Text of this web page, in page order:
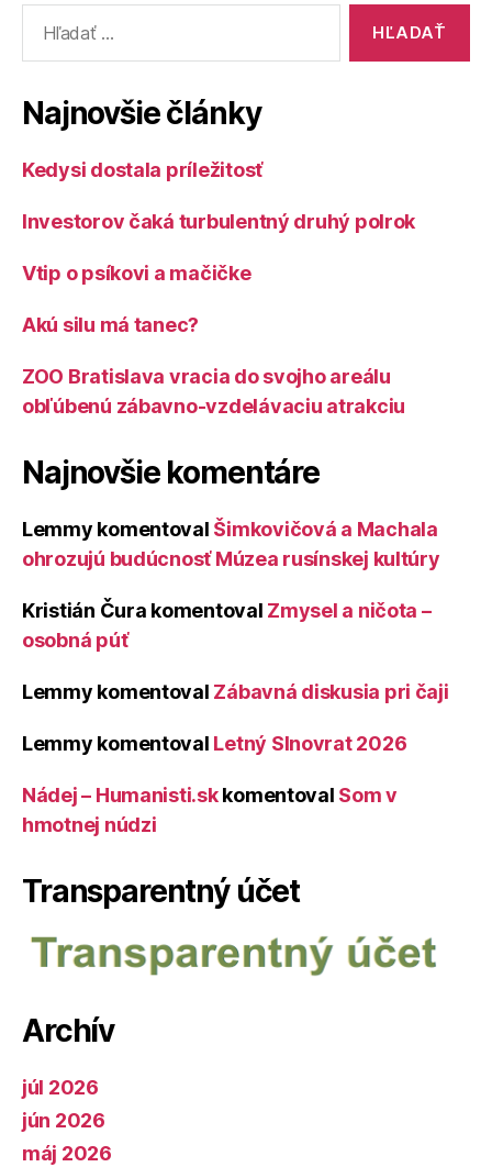
Najnovšie články
Kedysi dostala príležitosť
Investorov čaká turbulentný druhý polrok
Vtip o psíkovi a mačičke
Akú silu má tanec?
ZOO Bratislava vracia do svojho areálu
obľúbenú zábavno-vzdelávaciu atrakciu
Najnovšie komentáre
Lemmy komentoval Šimkovičová a Machala
ohrozujú budúcnosť Múzea rusínskej kultúry
Kristián Čura komentoval Zmysel a ničota –
osobná púť
Lemmy komentoval Zábavná diskusia pri čaji
Lemmy komentoval Letný Slnovrat 2026
Nádej – Humanisti.skkomentoval Som v
hmotnej núdzi
Transparentný účet
Archív
júl 2026
jún 2026
máj 2026